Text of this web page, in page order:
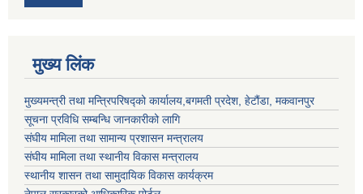
मुख्य लिंक
मुख्यमन्त्री तथा मन्त्रिपरिषद्को कार्यालय,बगमती प्रदेश, हेटौंडा, मकवानपुर
सूचना प्रविधि सम्बन्धि जानकारीको लागि
संघीय मामिला तथा सामान्य प्रशासन मन्त्रालय
संघीय मामिला तथा स्थानीय विकास मन्त्रालय
स्थानीय शासन तथा सामुदायिक विकास कार्यक्रम